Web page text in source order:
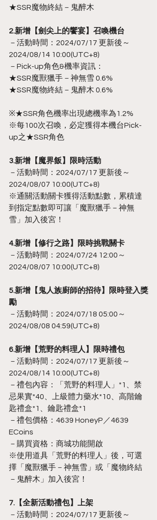
★SSR魔物終結－鬼醉木
2.新增【劍尖上的饗宴】召喚機台
－活動時間：2024/07/17 更新後～
2024/08/14 10:00(UTC+8)
－Pick-up角色&機率資訊：
★SSR魔獸獵手－神無雪 0.6%
★SSR魔物終結－鬼醉木 0.6%
※★SSR角色機率出現總機率為1.2%
※每100次召喚，必定獲得本機台Pick-
up之★SSR角色
3.新增【魔界飯】限時活動
－活動時間：2024/07/17 更新後～
2024/08/07 10:00(UTC+8)
※通關活動關卡獲得活動點數，累積達
到指定點數即可讓「魔獸獵手－神無
雪」加入後宮！
4.新增【修行之路】限時挑戰關卡
－活動時間：2024/07/24 12:00～
2024/08/07 10:00(UTC+8)
5.新增【鬼人族廚師的招待】限時登入獎
勵
－活動時間：2024/07/18 05:00～
2024/08/08 04:59(UTC+8)
6.新增【荒野的料理人】限時禮包
－活動時間：2024/07/17 更新後～
2024/08/14 10:00(UTC+8)
－禮包內容：「荒野的料理人」*1、禁
忌果實*40、上級體力藥水*10、高階鑰
匙禮盒*1、鑰匙禮盒*1
－禮包價格：4639 HoneyP／4639
ECoins
－購買資格：商城功能開啟
※使用道具「荒野的料理人」後，可選
擇「魔獸獵手－神無雪」或「魔物終結
－鬼醉木」加入後宮！
7.【全新活動禮包】上架
－活動時間：2024/07/17 更新後～